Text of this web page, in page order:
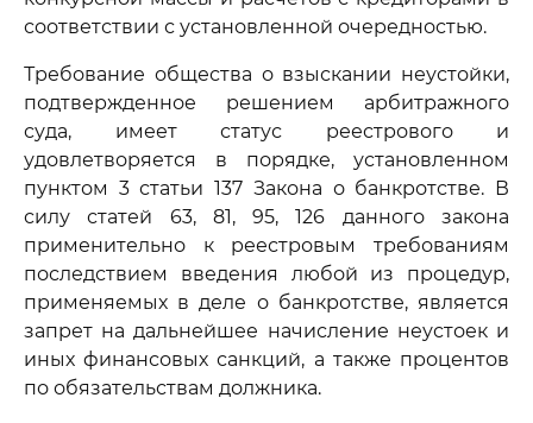
соответствии с установленной очередностью.
Требование общества о взыскании неустойки,
подтвержденное решением арбитражного
суда, имеет статус реестрового и
удовлетворяется в порядке, установленном
пунктом 3 статьи 137 Закона о банкротстве. В
силу статей 63, 81, 95, 126 данного закона
применительно к реестровым требованиям
последствием введения любой из процедур,
применяемых в деле о банкротстве, является
запрет на дальнейшее начисление неустоек и
иных финансовых санкций, а также процентов
по обязательствам должника.